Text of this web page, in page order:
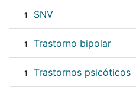
1 SNV
1 Trastorno bipolar
1 Trastornos psicóticos